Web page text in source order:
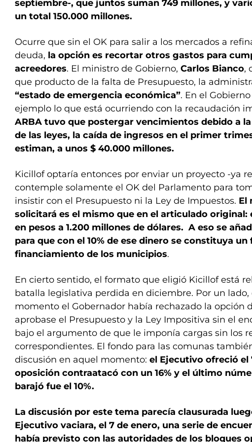
septiembre-, que juntos suman 749 millones, y
un total 150.000 millones.
Ocurre que sin el OK para salir a los mercados a
deuda, la opción es recortar otros gastos para
acreedores. El ministro de Gobierno, Carlos Bianco,
que producto de la falta de Presupuesto, la
“estado de emergencia económica”. En el
ejemplo lo que está ocurriendo con la recaudación
ARBA tuvo que postergar vencimientos debido a
de las leyes, la caída de ingresos en el primer
estiman, a unos $ 40.000 millones.
Kicillof optaría entonces por enviar un proyecto -ya
contemple solamente el OK del Parlamento para
insistir con el Presupuesto ni la Ley de Impuestos. El
solicitará es el mismo que en el articulado original:
en pesos a 1.200 millones de dólares. A eso se
para que con el 10% de ese dinero se constituya un
financiamiento de los municipios.
En cierto sentido, el formato que eligió Kicillof está
batalla legislativa perdida en diciembre. Por un lado,
momento el Gobernador había rechazado la opción
aprobase el Presupuesto y la Ley Impositiva sin el
bajo el argumento de que le imponía cargas sin los
correspondientes. El fondo para las comunas
discusión en aquel momento: el Ejecutivo ofreció el
oposición contraatacó con un 16% y el último
barajó fue el 10%.
La discusión por este tema parecía clausurada
Ejecutivo vaciara, el 7 de enero, una serie de
había previsto con las autoridades de los bloques